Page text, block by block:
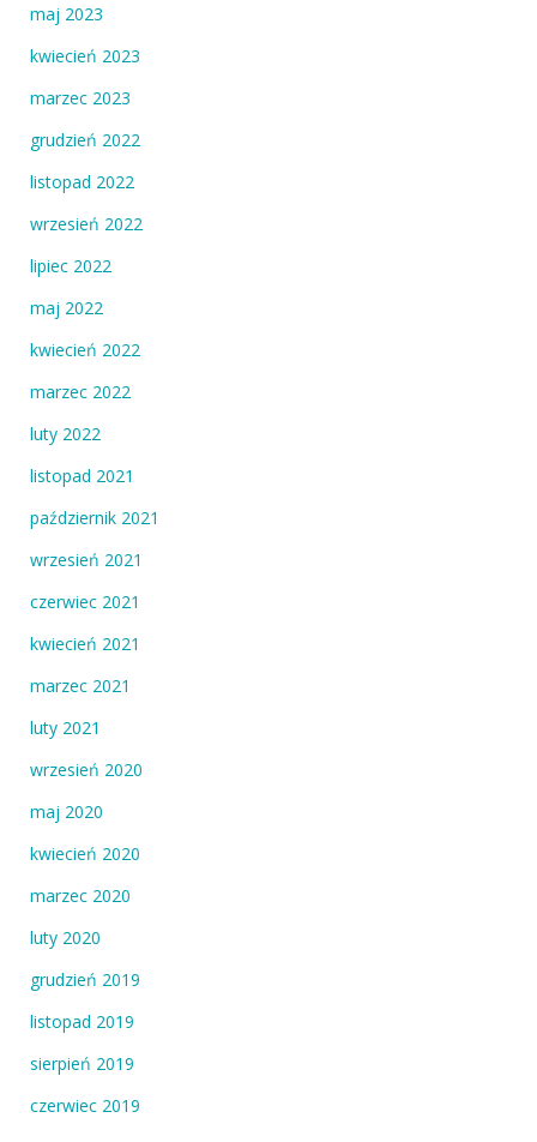
maj 2023
kwiecień 2023
marzec 2023
grudzień 2022
listopad 2022
wrzesień 2022
lipiec 2022
maj 2022
kwiecień 2022
marzec 2022
luty 2022
listopad 2021
październik 2021
wrzesień 2021
czerwiec 2021
kwiecień 2021
marzec 2021
luty 2021
wrzesień 2020
maj 2020
kwiecień 2020
marzec 2020
luty 2020
grudzień 2019
listopad 2019
sierpień 2019
czerwiec 2019